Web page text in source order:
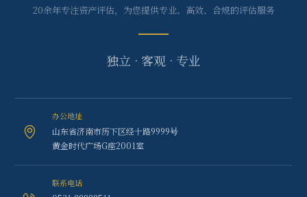
20余年专注资产评估，为您提供专业、高效、合规的评估服务
独立 · 客观 · 专业
办公地址
山东省济南市历下区经十路9999号
黄金时代广场G座2001室
联系电话